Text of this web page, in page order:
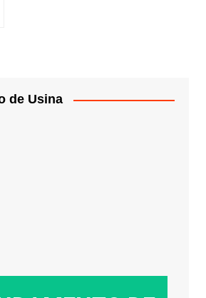
de Usina